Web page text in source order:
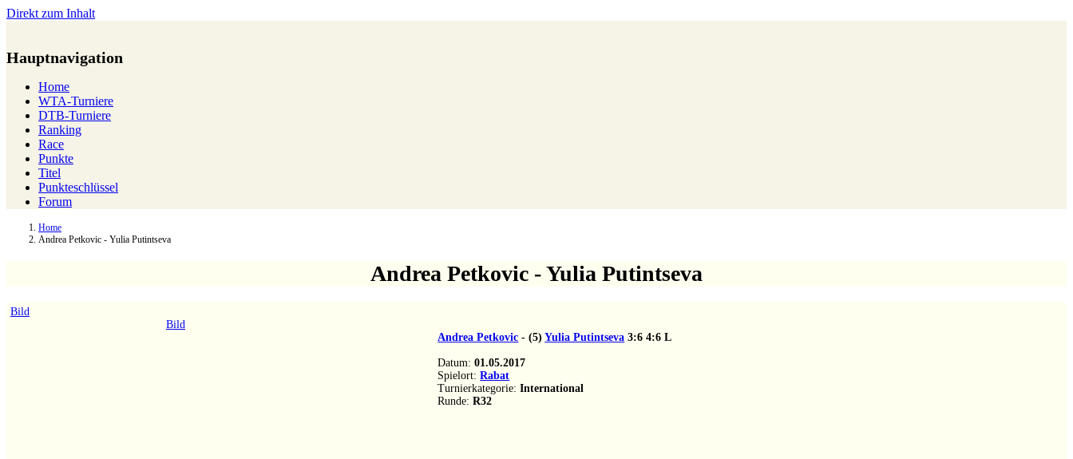
Direkt zum Inhalt
Hauptnavigation
Home
WTA-Turniere
DTB-Turniere
Ranking
Race
Punkte
Titel
Punkteschlüssel
Forum
Home
Andrea Petkovic - Yulia Putintseva
Andrea Petkovic - Yulia Putintseva
Bild
4:6L